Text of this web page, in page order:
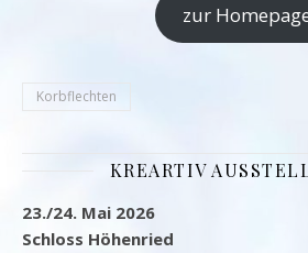
zur
Korbflechten
KREARTIV
23./24. Mai 2026
Schloss Höhenried